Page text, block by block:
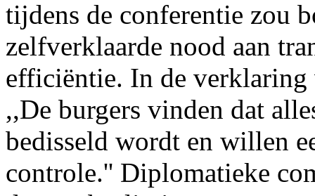
tijdens de conferentie zou
zelfverklaarde nood aan
efficiëntie. In de verklaring
,,De burgers vinden dat
bedisseld wordt en willen
controle.'' Diplomatieke